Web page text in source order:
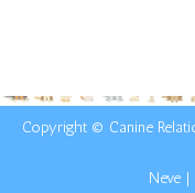
Copyright © Canine
Neve|